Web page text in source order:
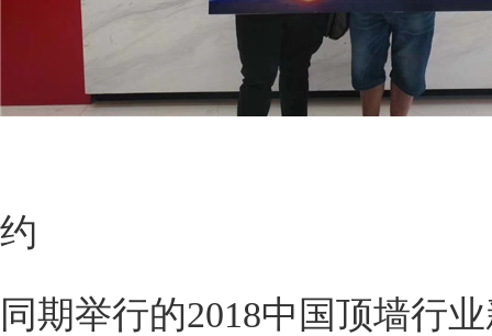
约
同期举行的2018中国顶墙行